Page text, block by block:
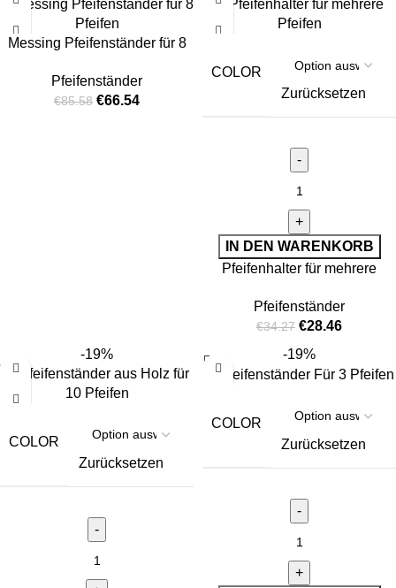
Messing Pfeifenständer für 8
Pfeifenständer
€85.58 €66.54
COLOR
Zurücksetzen
IN DEN WARENKORB
Pfeifenhalter für mehrere
Pfeifenständer
€34.27 €28.46
-19%
COLOR
Zurücksetzen
-19%
COLOR
Zurücksetzen